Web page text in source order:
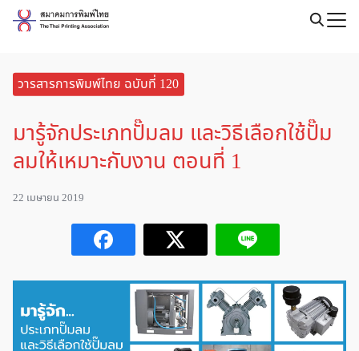
Skip
วารสารการพิมพ์ไทย ฉบับที่ 120
มารู้จักประเภทปั๊มลม และวิธีเลือกใช้ปั๊ม
ลมให้เหมาะกับงาน ตอนที่ 1
22 เมษายน 2019